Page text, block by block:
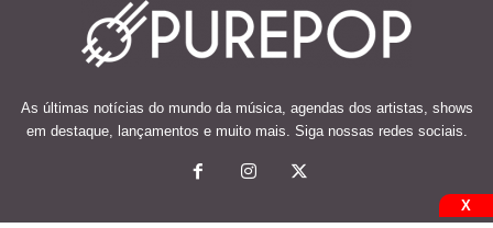
As últimas notícias do mundo da música, agendas dos artistas, shows
em destaque, lançamentos e muito mais. Siga nossas redes sociais.
X